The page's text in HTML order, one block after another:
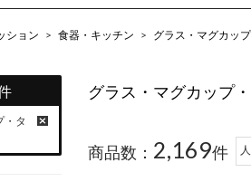
ション > 食器・キッチン > グラス・マグカッ
・タ
グラス・マグカップ
商品数： 2,169件